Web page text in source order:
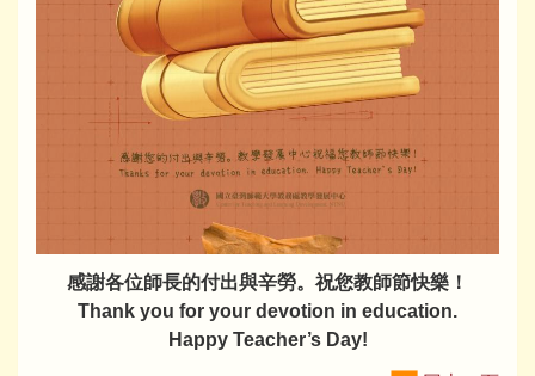
感謝各位師長的付出與辛勞。祝您教師節快樂！
Thank you for your devotion in education.
Happy Teacher’s Day!